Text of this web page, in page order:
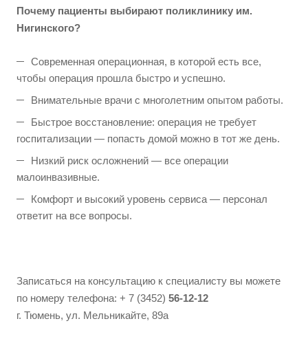
Почему пациенты выбирают поликлинику им.
Нигинского?
Современная операционная, в которой есть все,
чтобы операция прошла быстро и успешно.
Внимательные врачи с многолетним опытом работы.
Быстрое восстановление: операция не требует
госпитализации — попасть домой можно в тот же день.
Низкий риск осложнений — все операции
малоинвазивные.
Комфорт и высокий уровень сервиса — персонал
ответит на все вопросы.
Записаться на консультацию к специалисту вы можете
по номеру телефона: + 7 (3452) 56-12-12
г. Тюмень, ул. Мельникайте, 89а